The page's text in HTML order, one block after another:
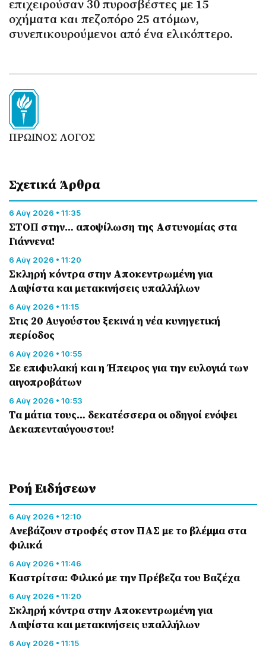
επιχειρούσαν 30 πυροσβέστες με 15
οχήματα και πεζοπόρο 25 ατόμων,
συνεπικουρούμενοι από ένα ελικόπτερο.
ΠΡΩΙΝΟΣ ΛΟΓΟΣ
Σχετικά Άρθρα
6 Αύγ 2026 • 11:35
ΣΤΟΠ στην… αποψίλωση της Αστυνομίας στα
Γιάννενα!
6 Αύγ 2026 • 11:20
Σκληρή κόντρα στην Αποκεντρωμένη για
Λαψίστα και μετακινήσεις υπαλλήλων
6 Αύγ 2026 • 11:15
Στις 20 Αυγούστου ξεκινά η νέα κυνηγετική
περίοδος
6 Αύγ 2026 • 10:55
Σε επιφυλακή και η Ήπειρος για την ευλογιά των
αιγοπροβάτων
6 Αύγ 2026 • 10:53
Τα μάτια τους… δεκατέσσερα οι οδηγοί ενόψει
Δεκαπενταύγουστου!
Ροή Eιδήσεων
6 Αύγ 2026 • 12:10
Ανεβάζουν στροφές στον ΠΑΣ με το βλέμμα στα
φιλικά
6 Αύγ 2026 • 11:46
Καστρίτσα: Φιλικό με την Πρέβεζα του Βαζέχα
6 Αύγ 2026 • 11:20
Σκληρή κόντρα στην Αποκεντρωμένη για
Λαψίστα και μετακινήσεις υπαλλήλων
6 Αύγ 2026 • 11:15